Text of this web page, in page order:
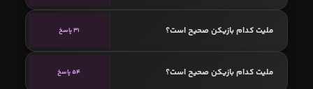
ملیت کدام بازیکن صحیح است؟ 31 پاسخ
ملیت کدام بازیکن صحیح است؟ 54 پاسخ